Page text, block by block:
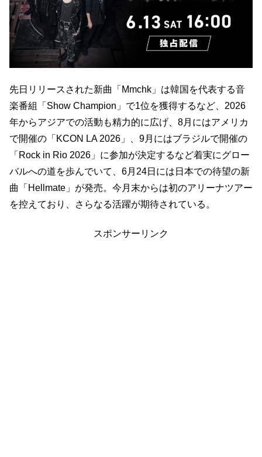
先日リリースされた新曲「Mmchk」は韓国を代表する音
楽番組「Show Champion」で1位を獲得するなど、2026
年からアジアでの活動も精力的に広げ、8月にはアメリカ
で開催の「KCON LA 2026」、9月にはブラジルで開催の
「Rock in Rio 2026」に参加が決定するなど着実にグロー
バルへの道を歩んでいて、6月24日には日本での待望の新
曲「Hellmate」が発売。今月末からは初のアリーナツアー
を控えており、さらなる活躍が期待されている。
スポンサーリンク